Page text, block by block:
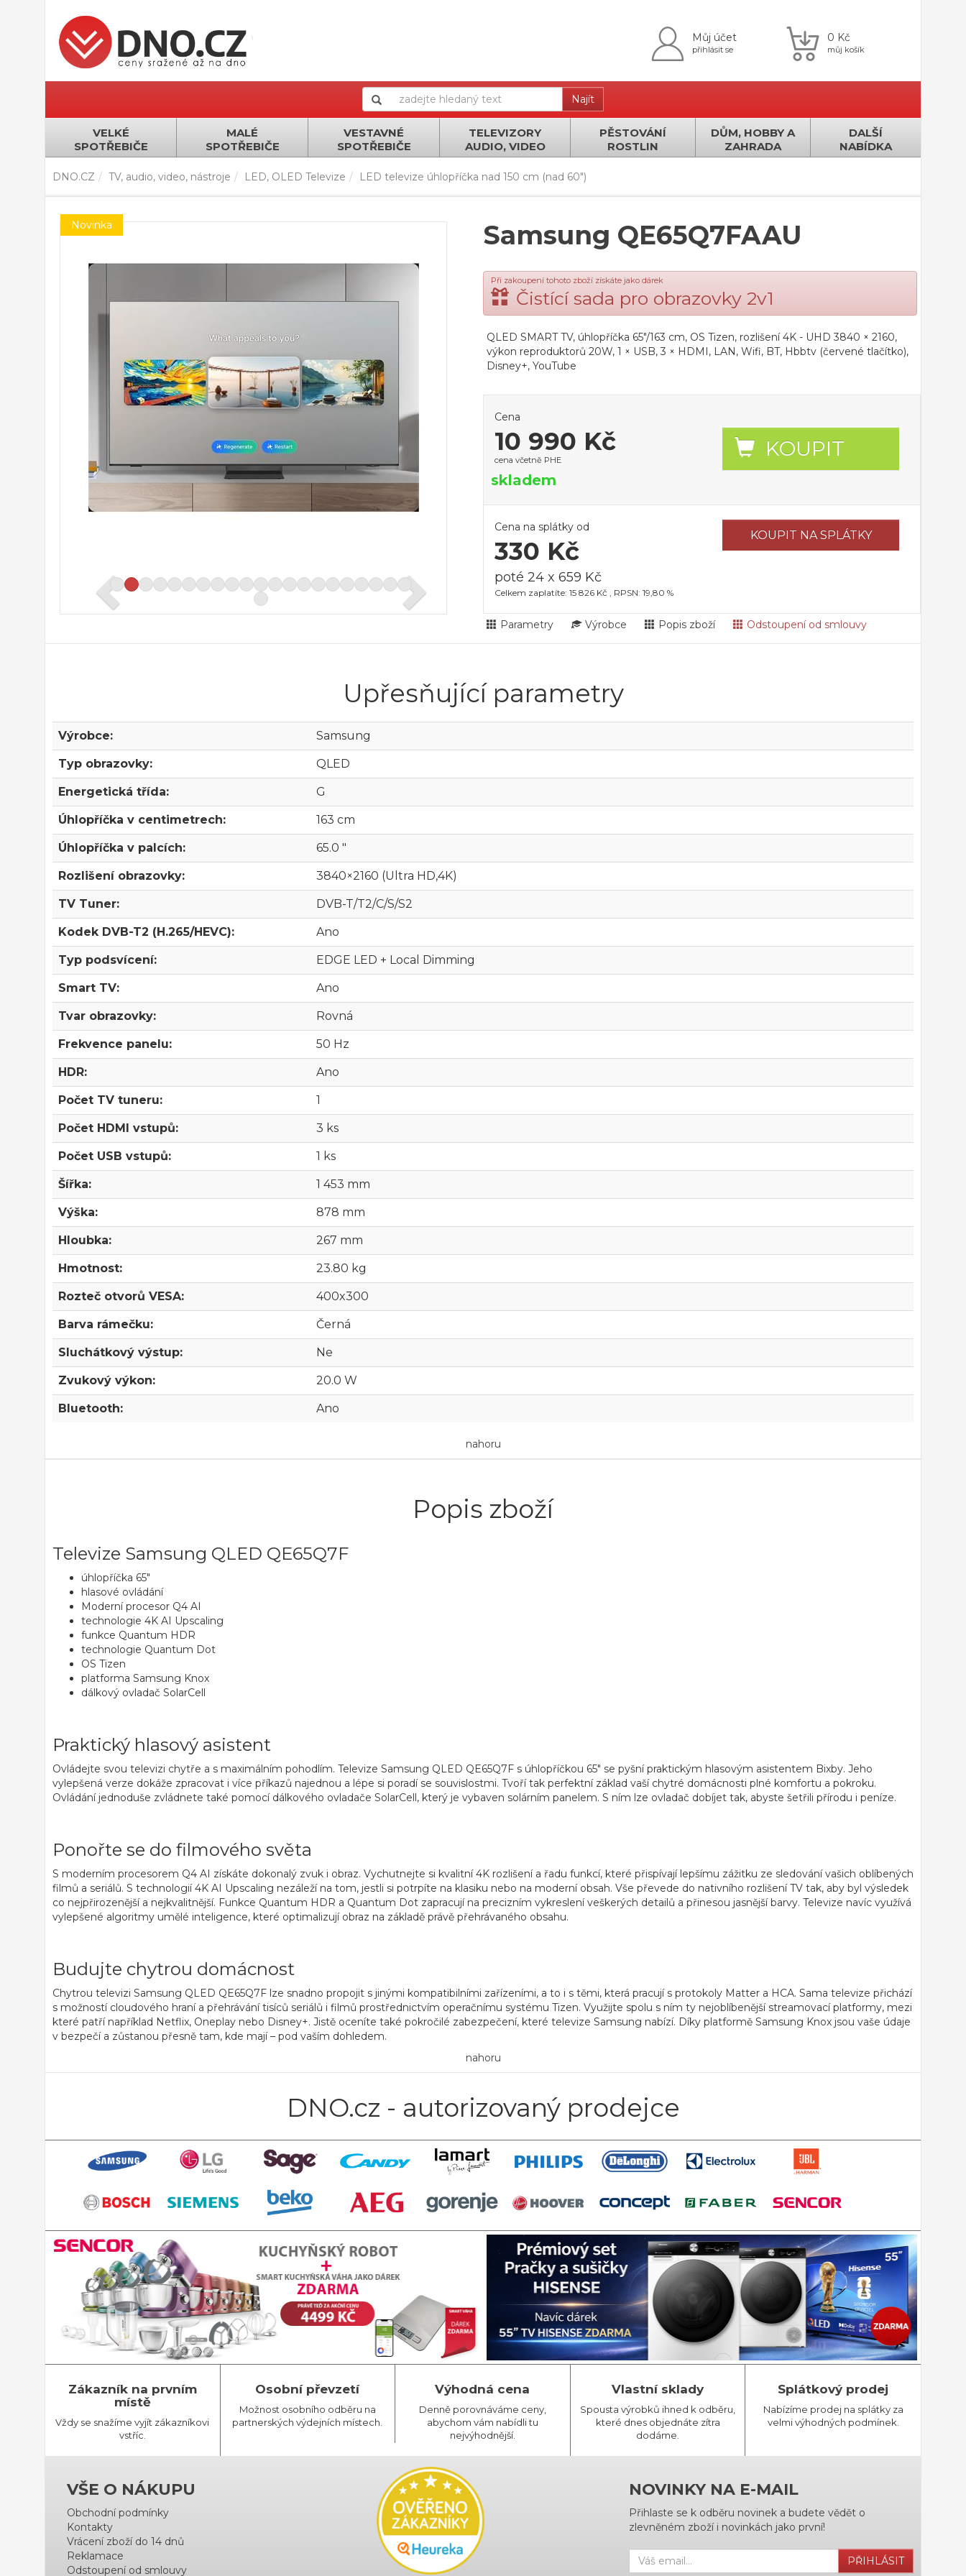
Můj účet
přihlásit se
0 Kč
můj košík
Najít
VELKÉ
SPOTŘEBIČE
MALÉ
SPOTŘEBIČE
VESTAVNÉ
SPOTŘEBIČE
TELEVIZORY
AUDIO, VIDEO
PĚSTOVÁNÍ
ROSTLIN
DŮM, HOBBY A
ZAHRADA
DALŠÍ
NABÍDKA
DNO.CZ TV, audio, video, nástroje LED, OLED Televize LED televize úhlopříčka nad 150 cm (nad 60")
Novinka Samsung QE65Q7FAAU
Při zakoupení tohoto zboží získáte jako dárek
Čistící sada pro obrazovky 2v1
QLED SMART TV, úhlopříčka 65"/163 cm, OS Tizen, rozlišení 4K - UHD 3840 × 2160,
výkon reproduktorů 20W, 1 × USB, 3 × HDMI, LAN, Wifi, BT, Hbbtv (červené tlačítko),
Disney+, YouTube
Cena
10 990 Kč
cena včetně PHE KOUPIT
skladem
Cena na splátky od
330 Kč
poté 24 x 659 Kč
KOUPIT NA SPLÁTKY
Celkem zaplatíte: 15 826 Kč , RPSN: 19,80 %
Parametry Výrobce Popis zboží Odstoupení od smlouvy
Upřesňující parametry
Výrobce: Samsung
Typ obrazovky: QLED
Energetická třída: G
Úhlopříčka v centimetrech: 163 cm
Úhlopříčka v palcích: 65.0 "
Rozlišení obrazovky: 3840×2160 (Ultra HD,4K)
TV Tuner: DVB-T/T2/C/S/S2
Kodek DVB-T2 (H.265/HEVC): Ano
Typ podsvícení: EDGE LED + Local Dimming
Smart TV: Ano
Tvar obrazovky: Rovná
Frekvence panelu: 50 Hz
HDR: Ano
Počet TV tuneru: 1
Počet HDMI vstupů: 3 ks
Počet USB vstupů: 1 ks
Šířka: 1 453 mm
Výška: 878 mm
Hloubka: 267 mm
Hmotnost: 23.80 kg
Rozteč otvorů VESA: 400x300
Barva rámečku: Černá
Sluchátkový výstup: Ne
Zvukový výkon: 20.0 W
Bluetooth: Ano
nahoru
Popis zboží
Televize Samsung QLED QE65Q7F
úhlopříčka 65"
hlasové ovládání
Moderní procesor Q4 AI
technologie 4K AI Upscaling
funkce Quantum HDR
technologie Quantum Dot
OS Tizen
platforma Samsung Knox
dálkový ovladač SolarCell
Praktický hlasový asistent
Ovládejte svou televizi chytře a s maximálním pohodlím. Televize Samsung QLED QE65Q7F s úhlopříčkou 65" se pyšní praktickým hlasovým asistentem Bixby. Jeho
vylepšená verze dokáže zpracovat i více příkazů najednou a lépe si poradí se souvislostmi. Tvoří tak perfektní základ vaší chytré domácnosti plné komfortu a pokroku.
Ovládání jednoduše zvládnete také pomocí dálkového ovladače SolarCell, který je vybaven solárním panelem. S ním lze ovladač dobíjet tak, abyste šetřili přírodu i peníze.
Ponořte se do filmového světa
S moderním procesorem Q4 AI získáte dokonalý zvuk i obraz. Vychutnejte si kvalitní 4K rozlišení a řadu funkcí, které přispívají lepšímu zážitku ze sledování vašich oblíbených
filmů a seriálů. S technologií 4K AI Upscaling nezáleží na tom, jestli si potrpíte na klasiku nebo na moderní obsah. Vše převede do nativního rozlišení TV tak, aby byl výsledek
co nejpřirozenější a nejkvalitnější. Funkce Quantum HDR a Quantum Dot zapracují na precizním vykreslení veškerých detailů a přinesou jasnější barvy. Televize navíc využívá
vylepšené algoritmy umělé inteligence, které optimalizují obraz na základě právě přehrávaného obsahu.
Budujte chytrou domácnost
Chytrou televizi Samsung QLED QE65Q7F lze snadno propojit s jinými kompatibilními zařízeními, a to i s těmi, která pracují s protokoly Matter a HCA. Sama televize přichází
s možností cloudového hraní a přehrávání tisíců seriálů i filmů prostřednictvím operačnímu systému Tizen. Využijte spolu s ním ty nejoblíbenější streamovací platformy, mezi
které patří například Netflix, Oneplay nebo Disney+. Jistě oceníte také pokročilé zabezpečení, které televize Samsung nabízí. Díky platformě Samsung Knox jsou vaše údaje
v bezpečí a zůstanou přesně tam, kde mají – pod vaším dohledem.
nahoru
DNO.cz - autorizovaný prodejce
Zákazník na prvním
místě
Vždy se snažíme vyjít zákazníkovi
vstříc.
Osobní převzetí
Možnost osobního odběru na
partnerských výdejních místech.
Výhodná cena
Denně porovnáváme ceny,
abychom vám nabídli tu
nejvýhodnější.
Vlastní sklady
Spousta výrobků ihned k odběru,
které dnes objednáte zítra
dodáme.
Splátkový prodej
Nabízíme prodej na splátky za
velmi výhodných podmínek.
VŠE O NÁKUPU
Obchodní podmínky
Kontakty
Vrácení zboží do 14 dnů
Reklamace
Odstoupení od smlouvy
NOVINKY NA E-MAIL
Přihlaste se k odběru novinek a budete vědět o
zlevněném zboží i novinkách jako první!
PŘIHLÁSIT